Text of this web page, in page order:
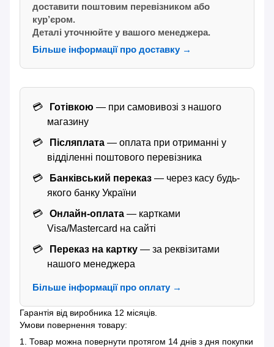
доставити поштовим перевізником або
кур’єром.
Деталі уточнюйте у вашого менеджера.
Більше інформації про доставку →
Готівкою — при самовивозі з нашого
магазину
Післяплата — оплата при отриманні у
відділенні поштового перевізника
Банківський переказ — через касу будь-
якого банку України
Онлайн-оплата — картками
Visa/Mastercard на сайті
Переказ на картку — за реквізитами
нашого менеджера
Більше інформації про оплату →
Гарантія від виробника 12 місяців.
Умови повернення товару:
1. Товар можна повернути протягом 14 днів з дня покупки